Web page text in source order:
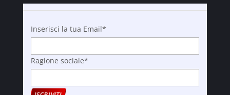
Inserisci la tua Email*
Ragione sociale*